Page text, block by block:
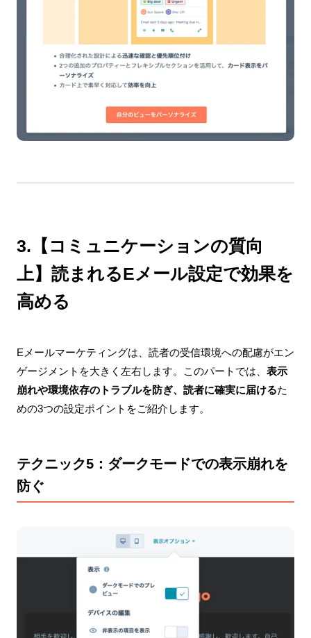
3.【コミュニケーションの質向
上】読まれるEメール設定で効果を
高める
Eメールマーケティングは、読者の受信環境への配慮がエン
ゲージメントを大きく左右します。このパートでは、 表示
崩れや環境依存のトラブルを防ぎ、読者に確実に届けるた
めの3つの設定ポイントをご紹介します。
テクニック5：ダークモードでの表示崩れを
防ぐ